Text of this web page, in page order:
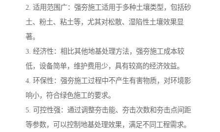
2. 适用范围广：强夯施工适用于多种土壤类型，包括砂
土、粉土、粘土等，尤其对松散、湿陷性土壤效果显
著。
3. 经济性：相比其他地基处理方法，强夯施工成本较
低，设备简单，维护费用少，具有较高的经济效益。
4. 环保性：强夯施工过程中不产生有害物质，对环境影
响小，符合绿色施工的要求。
5. 可控性强：通过调整夯击能、夯击次数和夯击点间距
等参数，可以控制地基处理效果，满足不同工程需求。